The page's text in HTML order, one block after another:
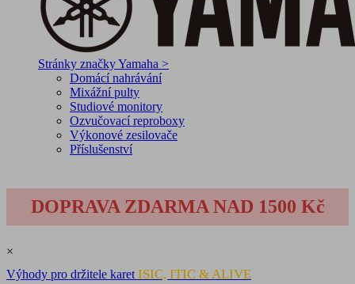
Stránky značky Yamaha >
Domácí nahrávání
Mixážní pulty
Studiové monitory
Ozvučovací reproboxy
Výkonové zesilovače
Příslušenství
DOPRAVA ZDARMA NAD 1500 Kč
×
Výhody pro držitele karet ISIC, ITIC & ALIVE